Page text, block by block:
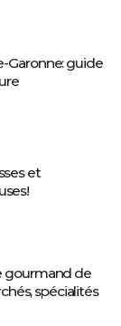
Garonne: guide
et
gourmand de
spécialités